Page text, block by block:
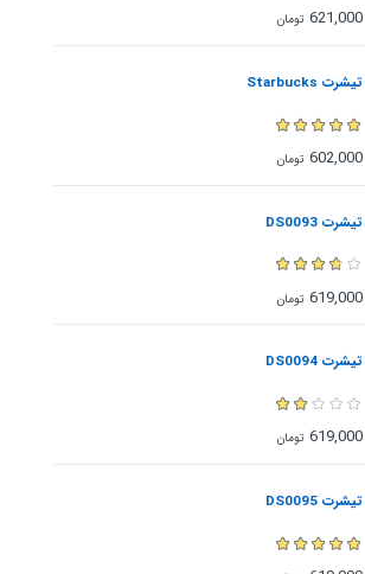
621,000 تومان
تیشرت Starbucks
602,000 تومان
تیشرت DS0093
619,000 تومان
تیشرت DS0094
619,000 تومان
تیشرت DS0095